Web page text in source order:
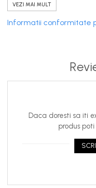
excelentă a cutiei de
Zahnrader und
pentru a garanta
moduri de călătorie:
VEZI MAI MULT
Informatii conformitate
Daca doresti sa iti
produs